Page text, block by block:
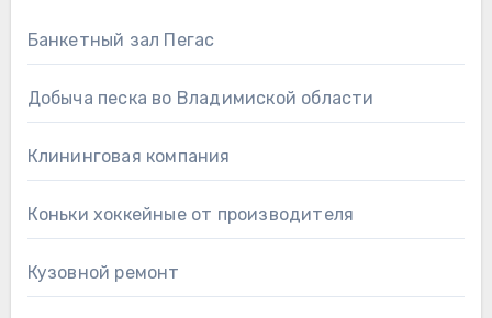
Банкетный зал Пегас
Добыча песка во Владимиской области
Клининговая компания
Коньки хоккейные от производителя
Кузовной ремонт